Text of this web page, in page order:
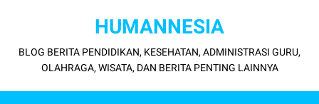
HUMANNESIA
BLOG BERITA PENDIDIKAN, KESEHATAN, ADMINISTRASI GURU,
OLAHRAGA, WISATA, DAN BERITA PENTING LAINNYA